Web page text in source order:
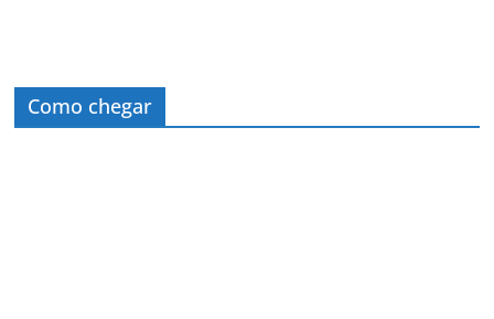
Como chegar